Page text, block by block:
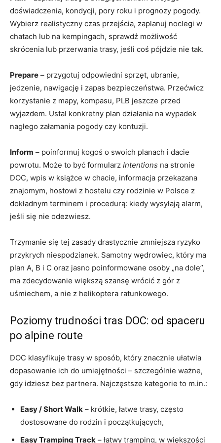
doświadczenia, kondycji, pory roku i prognozy pogody.
Wybierz realistyczny czas przejścia, zaplanuj noclegi w
chatach lub na kempingach, sprawdź możliwość
skrócenia lub przerwania trasy, jeśli coś pójdzie nie tak.
Prepare – przygotuj odpowiedni sprzęt, ubranie,
jedzenie, nawigację i zapas bezpieczeństwa. Przećwicz
korzystanie z mapy, kompasu, PLB jeszcze przed
wyjazdem. Ustal konkretny plan działania na wypadek
nagłego załamania pogody czy kontuzji.
Inform – poinformuj kogoś o swoich planach i dacie
powrotu. Może to być formularz Intentions na stronie
DOC, wpis w książce w chacie, informacja przekazana
znajomym, hostowi z hostelu czy rodzinie w Polsce z
dokładnym terminem i procedurą: kiedy wysyłają alarm,
jeśli się nie odezwiesz.
Trzymanie się tej zasady drastycznie zmniejsza ryzyko
przykrych niespodzianek. Samotny wędrowiec, który ma
plan A, B i C oraz jasno poinformowane osoby „na dole”,
ma zdecydowanie większą szansę wrócić z gór z
uśmiechem, a nie z helikoptera ratunkowego.
Poziomy trudności tras DOC: od spaceru
po alpine route
DOC klasyfikuje trasy w sposób, który znacznie ułatwia
dopasowanie ich do umiejętności – szczególnie ważne,
gdy idziesz bez partnera. Najczęstsze kategorie to m.in.:
Easy / Short Walk – krótkie, łatwe trasy, często
dostosowane do rodzin i początkujących,
Easy Tramping Track – łatwy tramping, w większości